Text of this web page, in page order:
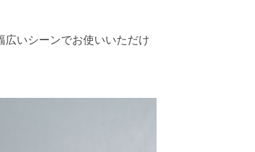
いシーンでお使いいただけ